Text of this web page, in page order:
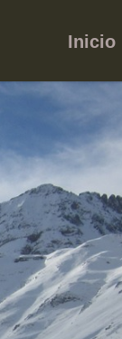
Inicio